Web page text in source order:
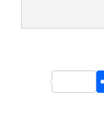
Share